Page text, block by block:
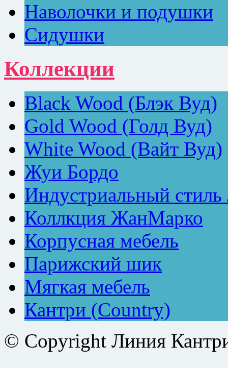
Наволочки и подушки
Сидушки
Коллекции
Black Wood (Блэк Вуд)
Gold Wood (Голд Вуд)
White Wood (Вайт Вуд)
Жуи Бордо
Индустриальный
Коллкция ЖанМарко
Корпусная мебель
Парижский шик
Мягкая мебель
Кантри (Country)
© Copyright Линия